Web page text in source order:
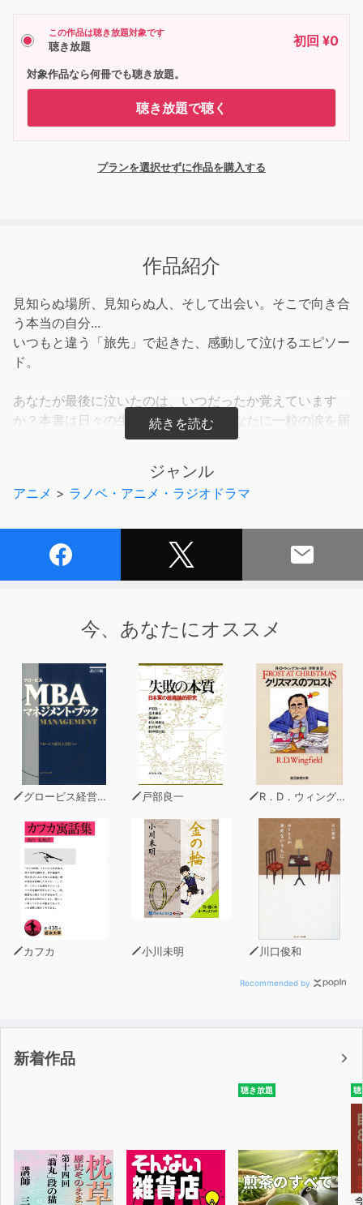
この作品は聴き放題対象です
聴き放題 初回 ¥0
対象作品なら何冊でも聴き放題。
聴き放題で聴く
プランを選択せずに作品を購入する
作品紹介
見知らぬ場所、見知らぬ人、そして出会い。そこで向き合
う本当の自分...
いつもと違う「旅先」で起きた、感動して泣けるエピソー
ド。
あなたが最後に泣いたのは、いつだったか覚えています
か？本書は日々の生活で疲れているあなたに一粒の涙を届
けるために作られた、「旅先」にまつわる物語です。
ストーリー：高速バスターミナルのベンチに座る武敏。恋
人の美菜と一緒に来るはずだった。
＊『旅先であった泣ける話』に収録されています。
ジャンル
アニメ > ラノベ・アニメ・ラジオドラマ
今、あなたにオススメ
グロービス経営大学院 戸部良一 R．D．ウィングフィールド
カフカ 小川未明 川口俊和
Recommended by
新着作品
聴き放題 聴